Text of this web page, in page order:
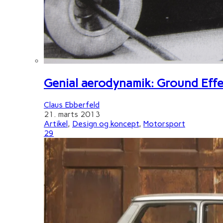
Genial aerodynamik: Ground
Claus Ebberfeld
21. marts 2013
Artikel, Design og koncept, Motorsport
29